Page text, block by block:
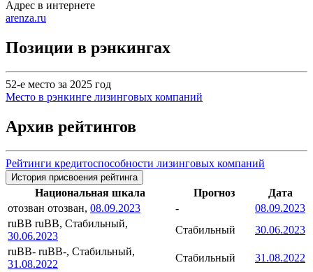
Адрес в интернете
arenza.ru
Позиции в рэнкингах
52-е место за 2025 год
Место в рэнкинге лизинговых компаний
Архив рейтингов
Рейтинги кредитоспособности лизинговых компаний
История присвоения рейтинга
Национальная шкала Прогноз
Дата
отозван отозван, 08.09.2023 -
08.09.2023
ruBB ruBB, Стабильный,
30.06.2023
Стабильный
30.06.2023
ruBB- ruBB-, Стабильный,
31.08.2022
Стабильный
31.08.2022